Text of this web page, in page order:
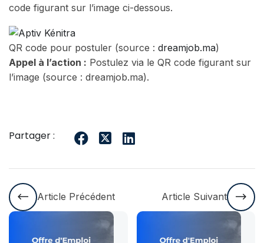
code figurant sur l’image ci-dessous.
QR code pour postuler (source : dreamjob.ma)
Appel à l’action : Postulez via le QR code figurant sur
l’image (source : dreamjob.ma).
Partager :
Article Précédent Article Suivant